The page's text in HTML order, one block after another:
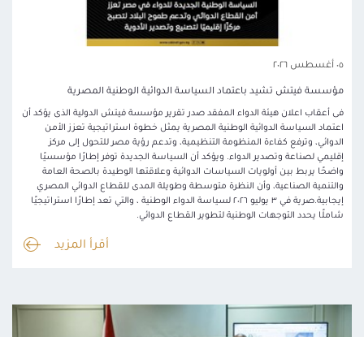
٠٥ أغسطس ٢٠٢٦
مؤسسة فيتش تشيد باعتماد السياسة الدوائية الوطنية المصرية
فى أعقاب اعلان هيئة الدواء المفقد صدر تقرير مؤسسة فيتش الدولية الذى يؤكد أن
اعتماد السياسة الدوائية الوطنية المصرية يمثل خطوة استراتيجية تعزز الأمن
الدوائي، وترفع كفاءة المنظومة التنظيمية، وتدعم رؤية مصر للتحول إلى مركز
إقليمي لصناعة وتصدير الدواء. ويؤكد أن السياسة الجديدة توفر إطارًا مؤسسيًا
واضحًا يربط بين أولويات السياسات الدوائية وعلاقتها الوطيدة بالصحة العامة
والتنمية الصناعية، وأن النظرة متوسطة وطويلة المدى للقطاع الدوائي المصري
إيجابية.صرية في ٣ يوليو ٢٠٢٦ لسياسة الدواء الوطنية ، والتي تعد إطارًا استراتيجيًا
شاملًا يحدد التوجهات الوطنية لتطوير القطاع الدوائي.
أقرأ المزيد